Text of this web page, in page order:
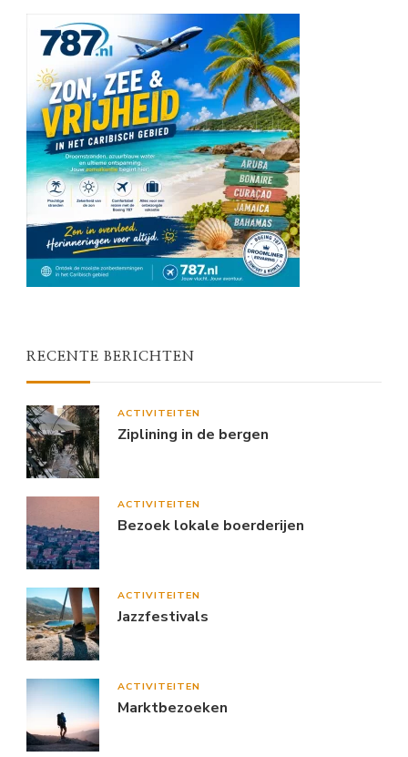
RECENTE BERICHTEN
ACTIVITEITEN
Ziplining in de bergen
ACTIVITEITEN
Bezoek lokale boerderijen
ACTIVITEITEN
Jazzfestivals
ACTIVITEITEN
Marktbezoeken